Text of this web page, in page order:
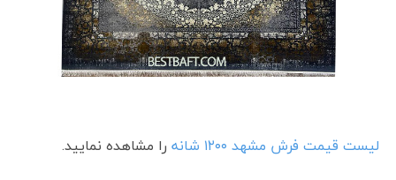
لیست قیمت فرش مشهد ۱۲۰۰ شانه را مشاهده نمایید.